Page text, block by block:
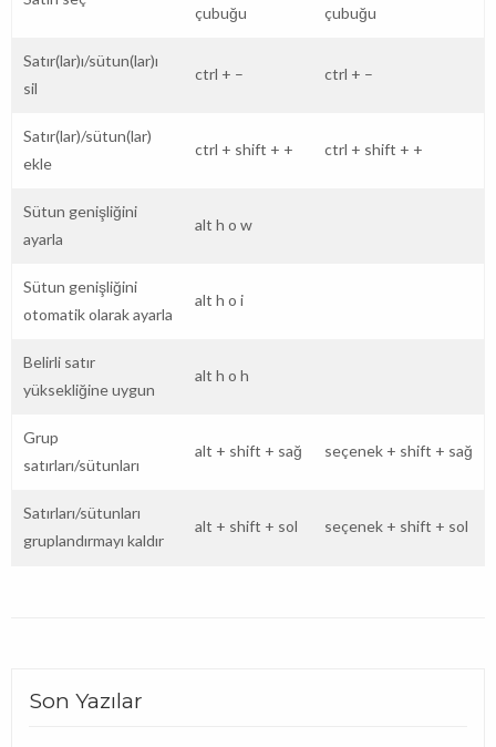
çubuğu çubuğu
Satır(lar)ı/sütun(lar)ı
sil
ctrl + – ctrl + –
Satır(lar)/sütun(lar)
ekle
ctrl + shift + + ctrl + shift + +
Sütun genişliğini
ayarla
alt h o w
Sütun genişliğini
otomatik olarak ayarla
alt h o i
Belirli satır
yüksekliğine uygun
alt h o h
Grup
satırları/sütunları
alt + shift + sağ seçenek + shift + sağ
Satırları/sütunları
gruplandırmayı kaldır
alt + shift + sol seçenek + shift + sol
Son Yazılar